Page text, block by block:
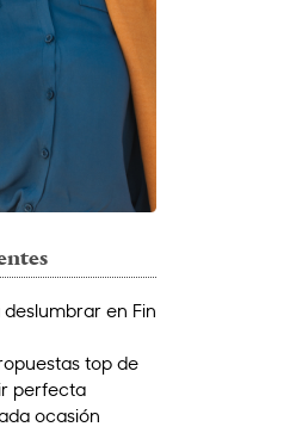
en Fin
top de
perfecta
ocasión